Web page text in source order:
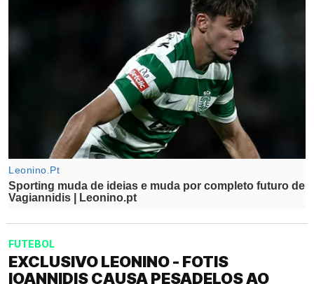
FUTEBOL
EXCLUSIVO LEONINO - FOTIS
IOANNIDIS CAUSA PESADELOS AO